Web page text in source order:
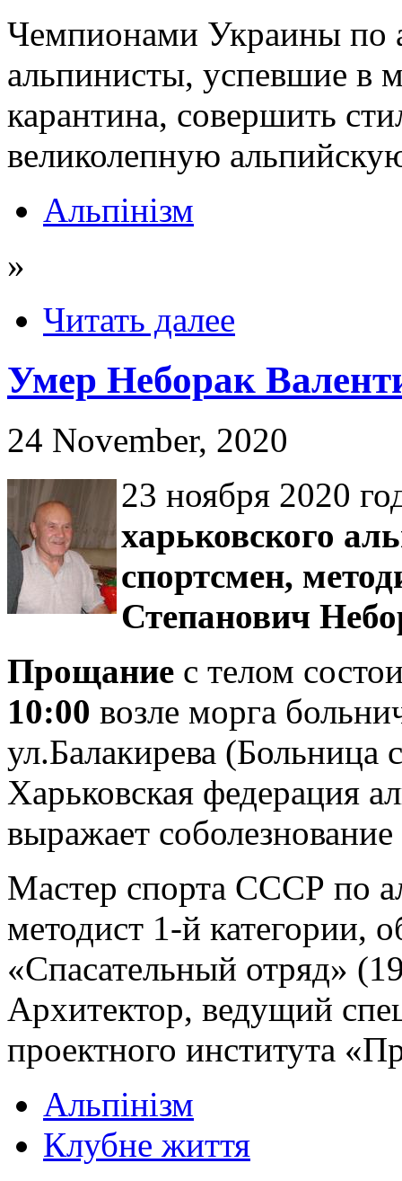
Чемпионами Украины по
альпинисты, успевшие в
карантина, совершить
великолепную
Альпінізм
»
Читать далее
Умер Неборак
24 November, 2020
23 ноября 2020
харьковского
спортсмен,
Степанович
Прощание с телом
10:00 возле морга
ул.Балакирева
Харьковская федерация
выражает
Мастер спорта СССР по
методист 1-й категории,
«Спасательный отряд»
Архитектор, ведущий
проектного института
Альпінізм
Клубне життя